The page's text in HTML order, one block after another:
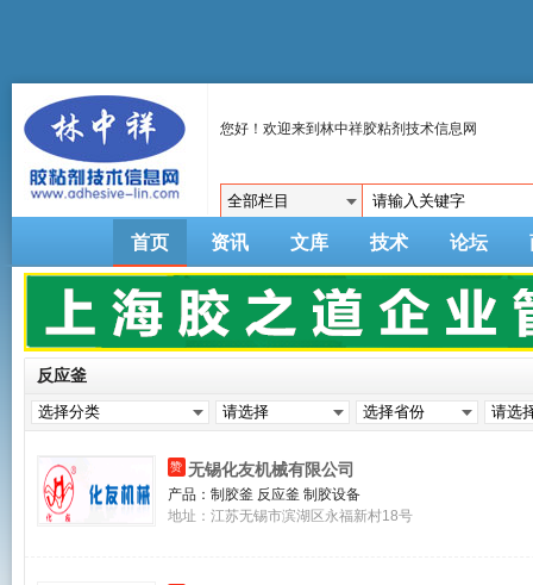
您好！欢迎来到林中祥胶粘剂技术信息网
首页 资讯 文库 技术 论坛
反应釜
赞 无锡化友机械有限公司
产品： 制胶釜 反应釜 制胶设备
地址：江苏无锡市滨湖区永福新村18号